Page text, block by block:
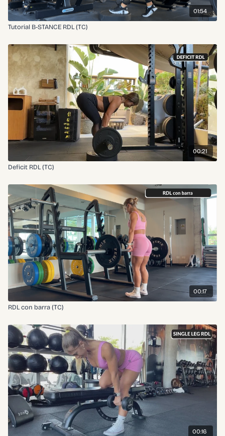
01:54
Tutorial B-STANCE RDL (TC)
00:21
Deficit RDL (TC)
00:17
RDL con barra (TC)
00:16